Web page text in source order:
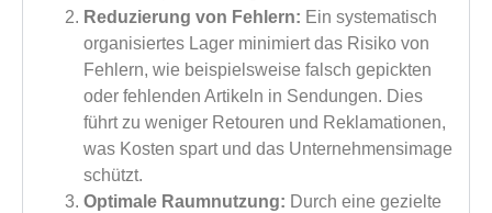
Reduzierung von Fehlern: Ein systematisch
organisiertes Lager minimiert das Risiko von
Fehlern, wie beispielsweise falsch gepickten
oder fehlenden Artikeln in Sendungen. Dies
führt zu weniger Retouren und Reklamationen,
was Kosten spart und das Unternehmensimage
schützt.
Optimale Raumnutzung: Durch eine gezielte